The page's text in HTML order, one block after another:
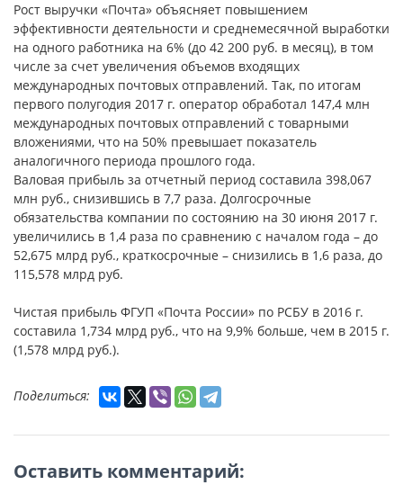
Рост выручки «Почта» объясняет повышением
эффективности деятельности и среднемесячной выработки
на одного работника на 6% (до 42 200 руб. в месяц), в том
числе за счет увеличения объемов входящих
международных почтовых отправлений. Так, по итогам
первого полугодия 2017 г. оператор обработал 147,4 млн
международных почтовых отправлений с товарными
вложениями, что на 50% превышает показатель
аналогичного периода прошлого года.
Валовая прибыль за отчетный период составила 398,067
млн руб., снизившись в 7,7 раза. Долгосрочные
обязательства компании по состоянию на 30 июня 2017 г.
увеличились в 1,4 раза по сравнению с началом года – до
52,675 млрд руб., краткосрочные – снизились в 1,6 раза, до
115,578 млрд руб.
Чистая прибыль ФГУП «Почта России» по РСБУ в 2016 г.
составила 1,734 млрд руб., что на 9,9% больше, чем в 2015 г.
(1,578 млрд руб.).
Поделиться:
Оставить комментарий: